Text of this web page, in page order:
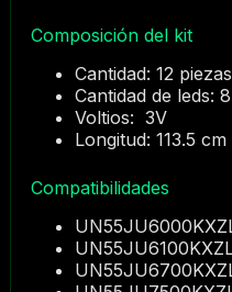
Composición del kit
Cantidad: 12
Cantidad de leds:
Voltios: 3V
Longitud: 113.5
Compatibilidades